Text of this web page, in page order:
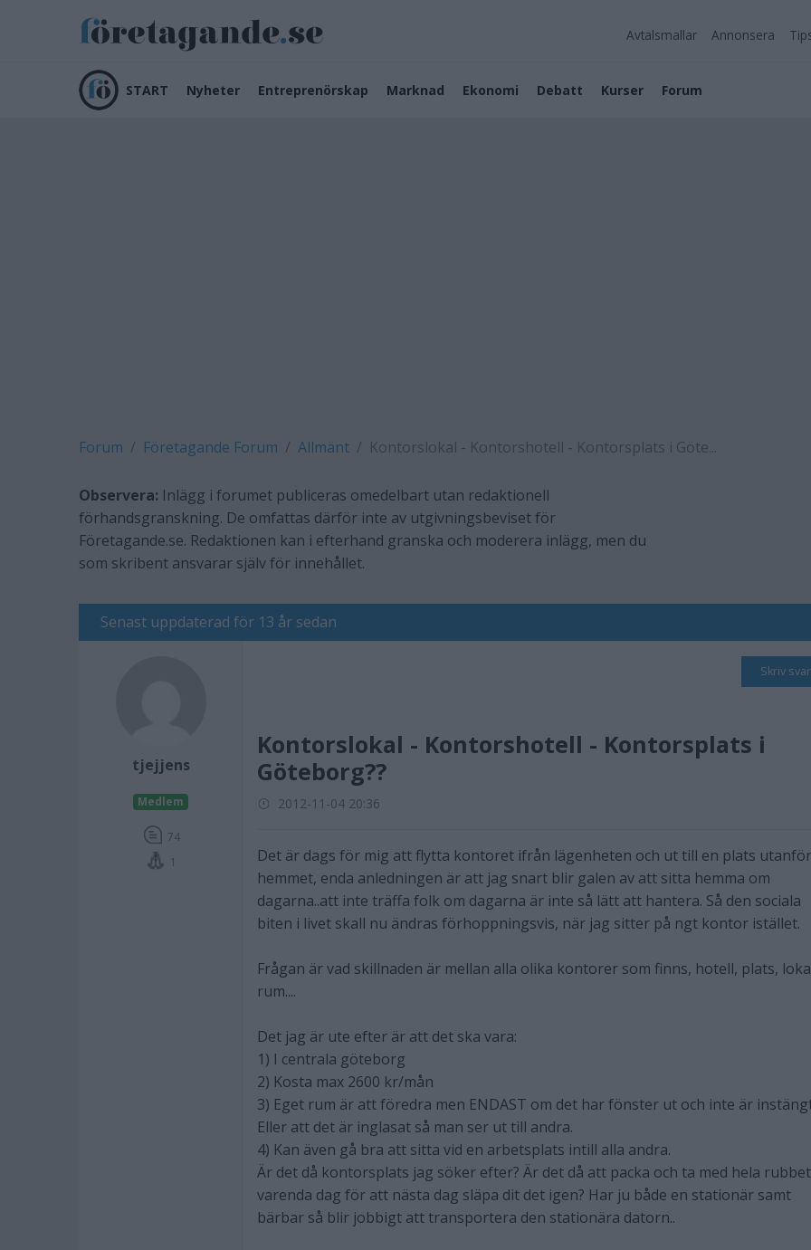
Avtalsmallar Annonsera
START Nyheter Entreprenörskap Marknad Ekonomi Debatt Kurser Forum
Forum Företagande Forum Allmänt Kontorslokal - Kontorshotell - Kontorsplats i Göte...
Observera: Inlägg i forumet publiceras omedelbart utan redaktionell
förhandsgranskning. De omfattas därför inte av utgivningsbeviset för
Företagande.se. Redaktionen kan i efterhand granska och moderera inlägg, men du
som skribent ansvarar själv för innehållet.
Senast uppdaterad för 13 år sedan
tjejjens
Medlem
74
1
Skriv svar
Kontorslokal - Kontorshotell - Kontorsplats i
Göteborg??
2012-11-04 20:36
Det är dags för mig att flytta kontoret ifrån lägenheten och ut till en plats utanför
hemmet, enda anledningen är att jag snart blir galen av att sitta hemma om
dagarna..att inte träffa folk om dagarna är inte så lätt att hantera. Så den sociala
biten i livet skall nu ändras förhoppningsvis, när jag sitter på ngt kontor istället.
Frågan är vad skillnaden är mellan alla olika kontorer som finns, hotell, plats,
rum....
Det jag är ute efter är att det ska vara:
1) I centrala göteborg
2) Kosta max 2600 kr/mån
3) Eget rum är att föredra men ENDAST om det har fönster ut och inte är
Eller att det är inglasat så man ser ut till andra.
4) Kan även gå bra att sitta vid en arbetsplats intill alla andra.
Är det då kontorsplats jag söker efter? Är det då att packa och ta med hela rubbet
varenda dag för att nästa dag släpa dit det igen? Har ju både en stationär samt
bärbar så blir jobbigt att transportera den stationära datorn..